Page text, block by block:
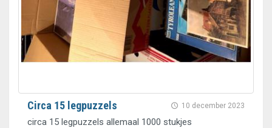
10 december 2023
Circa 15 legpuzzels
circa 15 legpuzzels allemaal 1000 stukjes